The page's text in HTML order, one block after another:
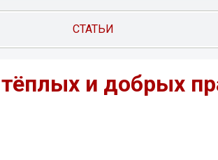
СТАТЬИ
и добрых